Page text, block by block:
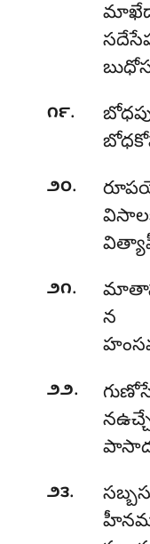
౧౯.
౨౦.
౨౧.
న
౨౨.
౨౩.